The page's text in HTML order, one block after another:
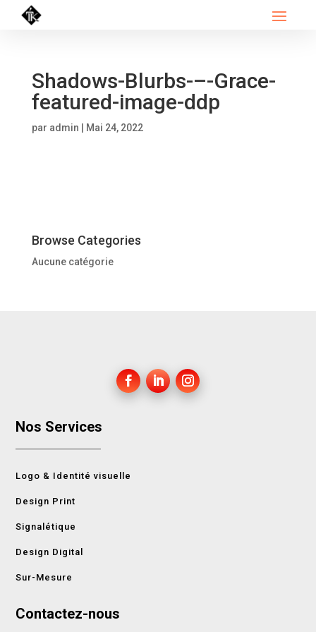
Shadows-Blurbs-–-Grace-
featured-image-ddp
par admin Mai 24, 2022
Browse Categories
Aucune catégorie
Nos Services
Logo & Identité visuelle
Design Print
Signalétique
Design Digital
Sur-Mesure
Contactez-nous